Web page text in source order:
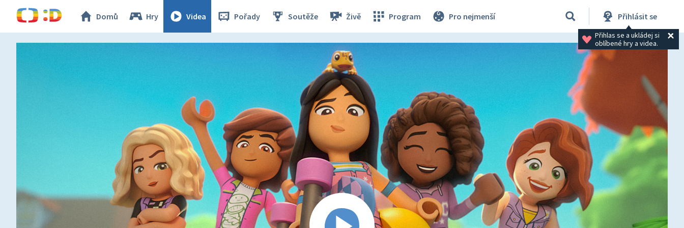
Domů Hry Videa Pořady Soutěže Živě Program Pro nejmenší Přihlásit se
Přihlas se a ukládej si
oblíbené hry a videa.